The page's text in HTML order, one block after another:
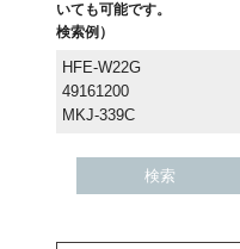
いても可能です。
検索例）
HFE-W22G
49161200
MKJ-339C